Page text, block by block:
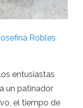
Robles
entusiastas
un patinador
el tiempo de